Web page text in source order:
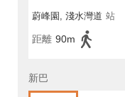
蔚峰園, 淺水灣道 站
距離 90m
新巴